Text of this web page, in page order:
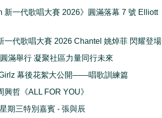
新一代歌唱大賽 2026》圓滿落幕 7 號 Elliott
一代歌唱大賽 2026 Chantel 姚焯菲 閃耀登場
滿舉行 凝聚社區力量同行未來
幕後花絮大公開——唱歌訓練篇
興哲《ALL FOR YOU》
期三特別嘉賓 - 張與辰